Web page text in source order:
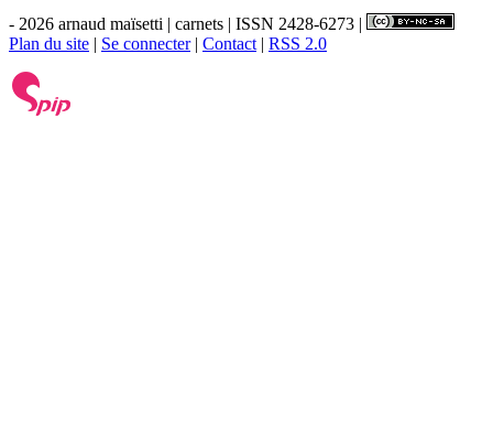
- 2026 arnaud maïsetti | carnets | ISSN 2428-6273 |
Plan du site | Se connecter| Contact | RSS 2.0